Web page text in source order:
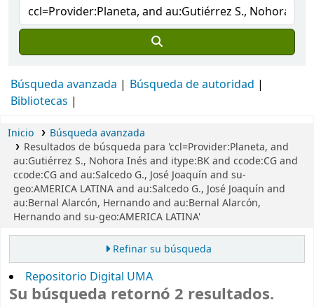
Búsqueda avanzada
Búsqueda de autoridad
Bibliotecas
Inicio
Búsqueda avanzada
Resultados de búsqueda para 'ccl=Provider:Planeta, and
au:Gutiérrez S., Nohora Inés and itype:BK and ccode:CG and
ccode:CG and au:Salcedo G., José Joaquín and su-
geo:AMERICA LATINA and au:Salcedo G., José Joaquín and
au:Bernal Alarcón, Hernando and au:Bernal Alarcón,
Hernando and su-geo:AMERICA LATINA'
Refinar su búsqueda
Repositorio Digital UMA
Su búsqueda retornó 2 resultados.